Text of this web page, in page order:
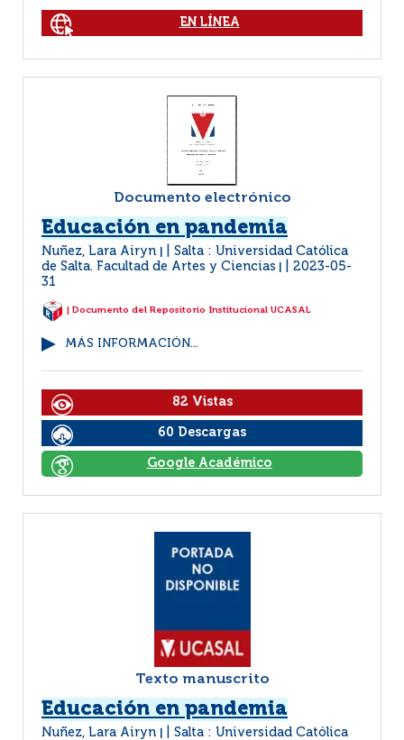
EN LÍNEA
Documento electrónico
Educación en pandemia
Nuñez, Lara Airyn
Salta : Universidad Católica
de Salta. Facultad de Artes y Ciencias
2023-05-
31
| Documento del Repositorio Institucional UCASAL
MÁS INFORMACIÓN...
82 Vistas
60 Descargas
Google Académico
Texto manuscrito
Educación en pandemia
Nuñez, Lara Airyn
Salta : Universidad Católica